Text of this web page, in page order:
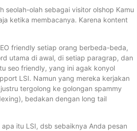
olah sebagai visitor olshop Kamu
ketika membacanya. Karena kontent
friendly setiap orang berbeda-beda,
utama di awal, di setiap paragrap, dan
seo friendly, yang ini agak konyol
LSI. Namun yang mereka kerjakan
tergolong ke golongan spammy
bedakan dengan long tail
itu LSI, dsb sebaiknya Anda pesan